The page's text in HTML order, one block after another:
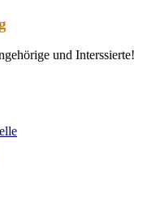
und Interssierte!